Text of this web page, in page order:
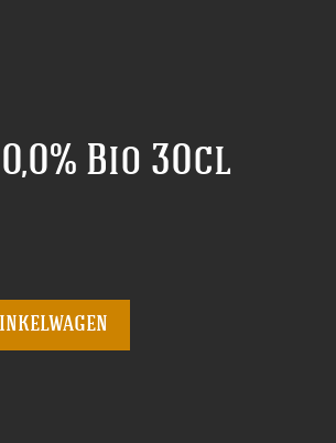
Bio 30cl